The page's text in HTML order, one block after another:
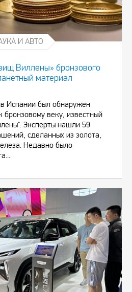
И АВТО
Виллены» бронзового
материал
Испании был обнаружен
бронзовому веку, известный
Эксперты нашли 59
сделанных из золота,
Недавно было